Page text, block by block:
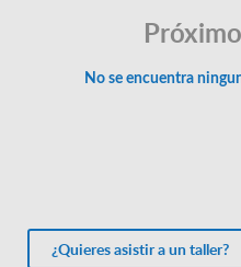
¿Quieres asistir a un taller?